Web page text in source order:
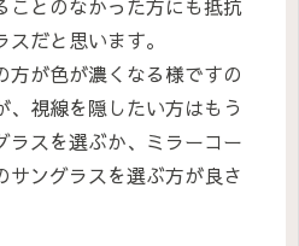
ことのなかった方にも抵抗
だと思います。
方が色が濃くなる様ですの
、視線を隠したい方はもう
ラスを選ぶか、ミラーコー
サングラスを選ぶ方が良さ